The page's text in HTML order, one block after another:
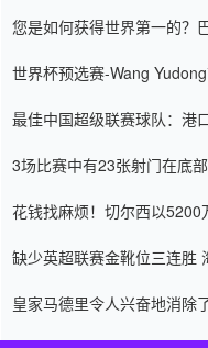
您是如何获得世界第一的？
世界杯预选赛-Wang
最佳中国超级联赛球队：港
3场比赛中有23张射门在底
花钱找麻烦！切尔西以
缺少英超联赛金靴位三连胜
皇家马德里令人兴奋地消除